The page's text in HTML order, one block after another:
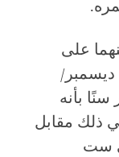
على
محاضر تحمل توقيعيهما (محضر شرطة الحسيمة رقم 276 بتاريخ 13 ديسمبر/
سنًا بأنه
ذلك مقابل
ست